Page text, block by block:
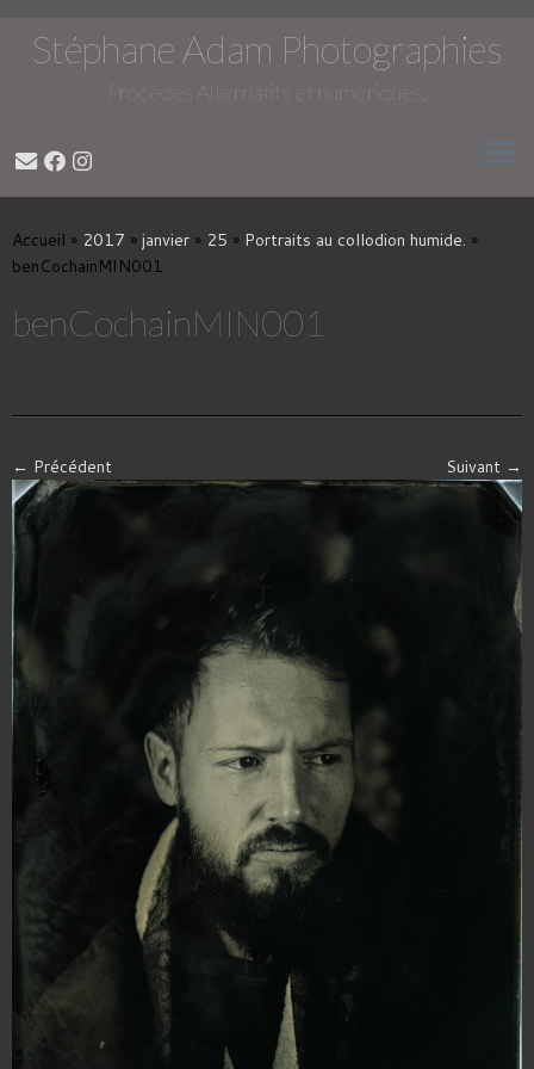
au
contenu
Stéphane Adam Photographies
Procédés Alternatifs et numériques.
Accueil » 2017 » janvier » 25 » Portraits au collodion humide. »
benCochainMIN001
benCochainMIN001
← Précédent Suivant →